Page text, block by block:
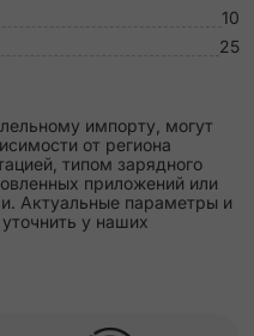
10
25
импорту, могут
от региона
типом зарядного
приложений или
Актуальные параметры и
у наших